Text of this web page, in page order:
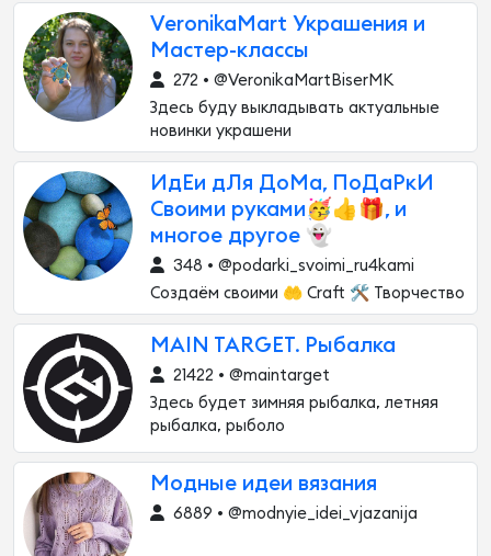
VeronikaMart Украшения и
Мастер-классы
272 • @VeronikaMartBiserMK
Здесь буду выкладывать актуальные
новинки украшени
ИдЕи дЛя ДоМа, ПоДаРкИ
Своими руками🥳👍🎁, и
многое другое 👻
348 • @podarki_svoimi_ru4kami
Создаём своими 🤲 Craft 🛠 Творчество
MAIN TARGET. Рыбалка
21422 • @maintarget
Здесь будет зимняя рыбалка, летняя
рыбалка, рыболо
Модные идеи вязания
6889 • @modnyie_idei_vjazanija